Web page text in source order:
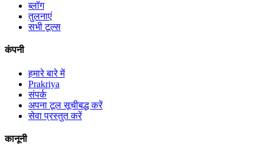
ब्लॉग
तुलनाएं
सभी टूल्स
कंपनी
हमारे बारे में
Prakriya
संपर्क
अपना टूल सूचीबद्ध करें
सेवा प्रस्तुत करें
कानूनी